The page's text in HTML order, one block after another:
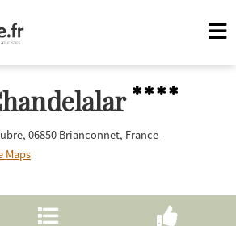
****
06850 Brianconnet, France -
Maps